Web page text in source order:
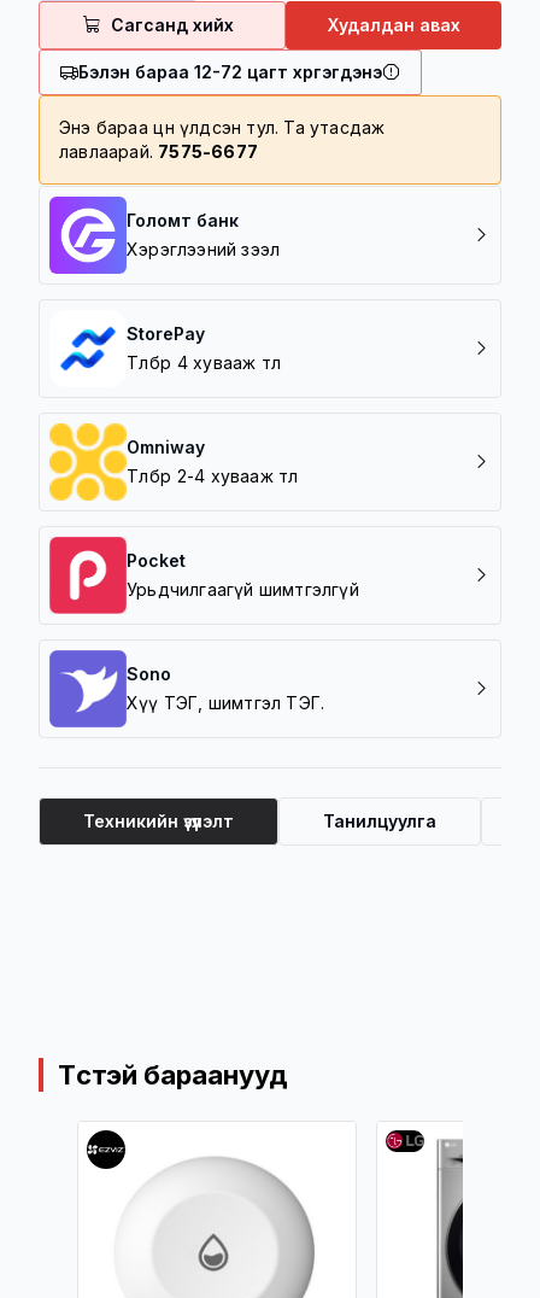
Сагсанд хийх Худалдан авах
Бэлэн бараа 12-72 цагт хүргэгдэнэ
100,000 төгрөг дотор үнийн дүнтэй
барааг 5000 төгрөгөөр хүргэнэ
Хүргэлтийн бүс
Баруун зүг /5 шар/
Зүүн зүг /Амгалан/
Урд зүг /Зайсан, Архивын ерөнхий
газар/
Хойд зүг / 7 Буудал/
Энэ бараа цөөн үлдсэн тул. Та утасдаж
лавлаарай. 7575-6677
Голомт банк
Хэрэглээний зээл
StorePay
Төлбөрөө 4 хувааж төл
Omniway
Төлбөрөө 2-4 хувааж төл
Pocket
Урьдчилгаагүй шимтгэлгүй
Sono
Хүү ТЭГ, шимтгэл ТЭГ.
Техникийн үзүүлэлт Танилцуулга
Төстэй бараанууд